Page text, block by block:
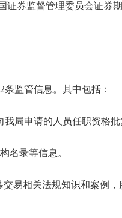
国证券监督管理委员会证券
条监管信息。其中包括：
局申请的人员任职资格
名录等信息。
易相关法规知识和案例